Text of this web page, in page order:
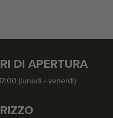
DI APERTURA
(lunedì - venerdì)